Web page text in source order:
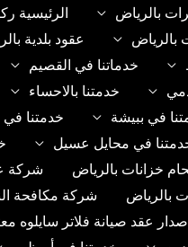
بالرياض الرئيسية
عقود بلدية
خدماتنا في القصيم
خدمتنا بالاحساء
في ببيشة خدمتنا في
في محايل عسيل
خزانات بالرياض شركة
بالرياض شركة مكافحة
عقد صيانة فلاتر سايلوه